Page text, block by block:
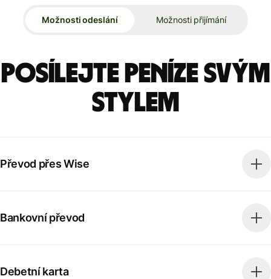
Možnosti odeslání Možnosti přijímání
Posílejte peníze svým
stylem
Převod přes Wise
Bankovní převod
Debetní karta